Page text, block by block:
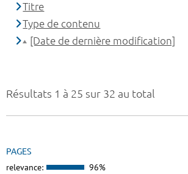
Résultats 1 à 25 sur 32 au total
PAGES
relevance: 96%
Titre
Type de contenu
[Date de dernière modification]